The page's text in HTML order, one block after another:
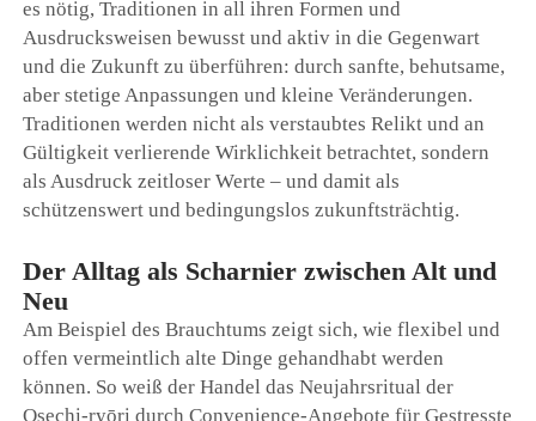
es nötig, Traditionen in all ihren Formen und
Ausdrucksweisen bewusst und aktiv in die Gegenwart
und die Zukunft zu überführen: durch sanfte, behutsame,
aber stetige Anpassungen und kleine Veränderungen.
Traditionen werden nicht als verstaubtes Relikt und an
Gültigkeit verlierende Wirklichkeit betrachtet, sondern
als Ausdruck zeitloser Werte – und damit als
schützenswert und bedingungslos zukunftsträchtig.
Der Alltag als Scharnier zwischen Alt und
Neu
Am Beispiel des Brauchtums zeigt sich, wie flexibel und
offen vermeintlich alte Dinge gehandhabt werden
können. So weiß der Handel das Neujahrsritual der
Osechi-ryōri durch Convenience-Angebote für Gestresste